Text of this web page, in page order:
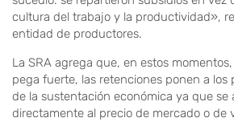
cultura del trabajo y la productividad»,
entidad de productores.
La SRA agrega que, en estos
pega fuerte, las retenciones ponen a los
de la sustentación económica ya que se
directamente al precio de mercado o de